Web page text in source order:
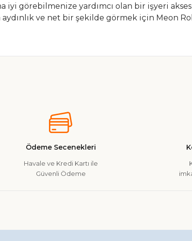
görebilmenize yardımcı olan bir işyeri
ve net bir şekilde görmek için Meon
Ödeme Secenekleri
Havale ve Kredi Kartı ile
Güvenli Ödeme